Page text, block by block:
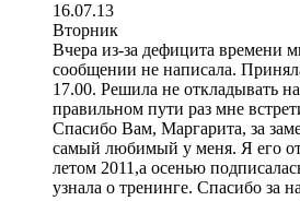
16.07.13
Вторник
Вчера из-за дефицита времени
сообщении не написала.
17.00. Решила не откладывать
правильном пути раз мне
Спасибо Вам, Маргарита, за
самый любимый у меня. Я его
летом 2011,а осенью
узнала о тренинге. Спасибо за